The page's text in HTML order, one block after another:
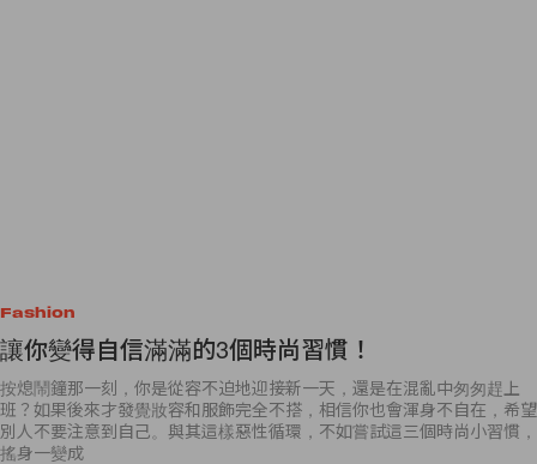
讓你變得自信滿滿的3個時尚習慣！
按熄鬧鐘那一刻，你是從容不迫地迎接新一天，還是在混亂中匆匆趕上
別人不要注意到自己。與其這樣惡性循環，不如嘗試這三個時尚小習慣，
搖身一變成
ByAshley Pang